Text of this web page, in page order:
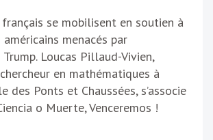
français se mobilisent en soutien à
menacés par
Loucas Pillaud-Vivien,
en mathématiques à
des Ponts et Chaussées, s’associe
o Muerte, Venceremos !